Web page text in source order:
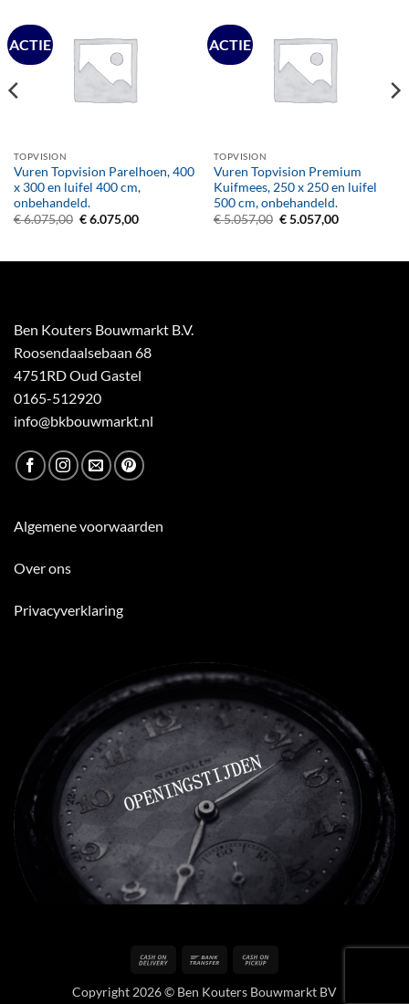
ACTIE
TOPVISION
Vuren Topvision Parelhoen, 400
x 300 en luifel 400 cm,
onbehandeld.
€6.075,00 Oorspronkelijke
€6.075,00Huidige
ACTIE
TOPVISION
Vuren Topvision Premium
Kuifmees, 250 x 250 en luifel
500 cm, onbehandeld.
€5.057,00 Oorspronkelijke
€5.057,00Huidige
Ben Kouters Bouwmarkt B.V.
Roosendaalsebaan 68
4751RD Oud Gastel
0165-512920
info@bkbouwmarkt.nl
Algemene voorwaarden
Over ons
Privacyverklaring
Cash
Delivery
Bank
Pickup
Copyright 2026 © Ben Kouters Bouwmarkt BV